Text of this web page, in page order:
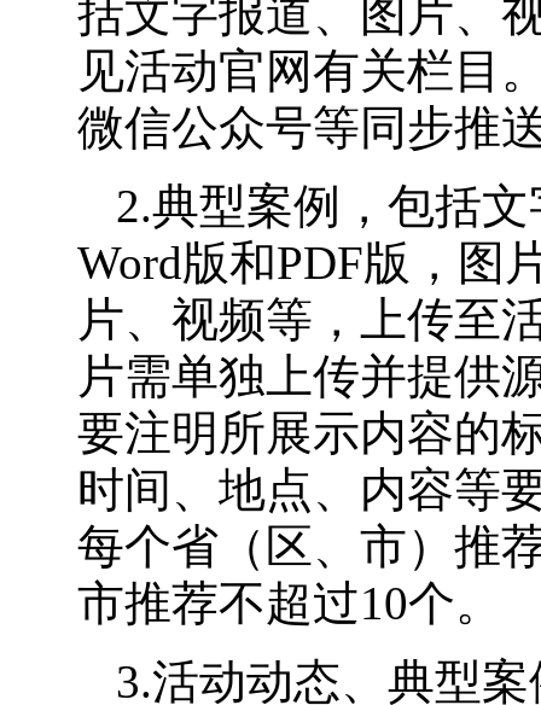
括文字报道、图片、
见活动官网有关栏目
微信公众号等同步推
2.典型案例，包括
Word版和PDF版，图
片、视频等，上传至
片需单独上传并提供
要注明所展示内容的
时间、地点、内容等
每个省（区、市）推
市推荐不超过10个。
3.活动动态、典型